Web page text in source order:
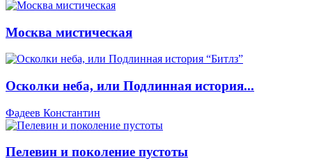
Москва мистическая
Осколки неба, или Подлинная история...
Фадеев Константин
Пелевин и поколение пустоты